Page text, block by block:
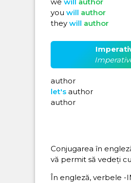
you will author
they will author
author
let's author
author
Conjugarea în
vă permit să vedeți
În engleză, verbele -